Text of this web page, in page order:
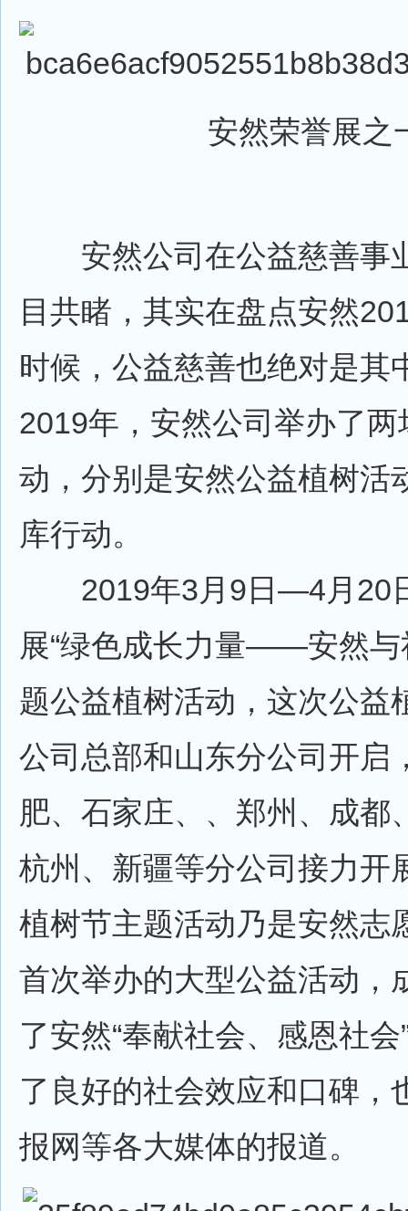
安然荣誉展之
安然公司在公益慈善事
目共睹，其实在盘点安然
时候，公益慈善也绝对是其
2019年，安然公司举办了
动，分别是安然公益植树活
库行动。
2019年3月9日—4月20
展“绿色成长力量——安然与
题公益植树活动，这次公益
公司总部和山东分公司开启
肥、石家庄、、郑州、成都
杭州、新疆等分公司接力开
植树节主题活动乃是安然志
首次举办的大型公益活动，
了安然“奉献社会、感恩社
了良好的社会效应和口碑，
报网等各大媒体的报道。